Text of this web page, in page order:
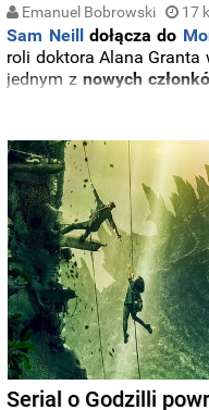
Emanuel Bobrowski 17
Sam Neill dołącza do
roli doktora Alana Granta
jednym z nowych
Serial o Godzilli